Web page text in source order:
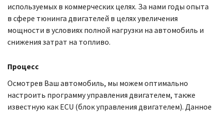
используемых в коммерческих целях. За нами годы опыта
в сфере тюнинга двигателей в целях увеличения
мощности в условиях полной нагрузки на автомобиль и
снижения затрат на топливо.
Процесс
Осмотрев Ваш автомобиль, мы можем оптимально
настроить программу управления двигателем, также
известную как ECU (блок управления двигателем). Данное